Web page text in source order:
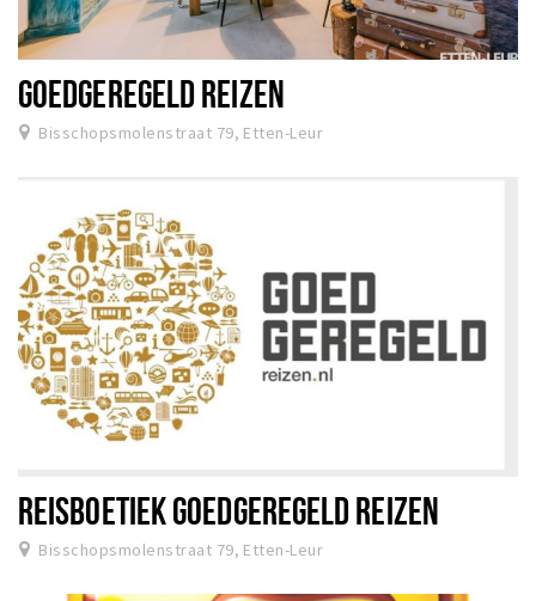
GOEDGEREGELD REIZEN
Bisschopsmolenstraat 79, Etten-Leur
REISBOETIEK GOEDGEREGELD REIZEN
Bisschopsmolenstraat 79, Etten-Leur